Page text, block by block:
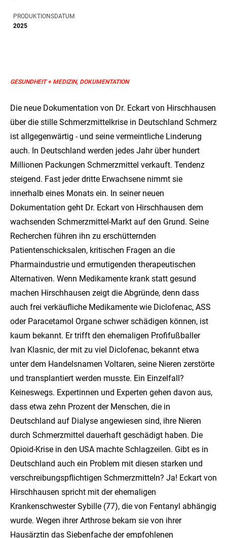
PRODUKTIONSDATUM
2025
GESUNDHEIT + MEDIZIN, DOKUMENTATION
Die neue Dokumentation von Dr. Eckart von Hirschhausen
über die stille Schmerzmittelkrise in Deutschland Schmerz
ist allgegenwärtig - und seine vermeintliche Linderung
auch. In Deutschland werden jedes Jahr über hundert
Millionen Packungen Schmerzmittel verkauft. Tendenz
steigend. Fast jeder dritte Erwachsene nimmt sie
innerhalb eines Monats ein. In seiner neuen
Dokumentation geht Dr. Eckart von Hirschhausen dem
wachsenden Schmerzmittel-Markt auf den Grund. Seine
Recherchen führen ihn zu erschütternden
Patientenschicksalen, kritischen Fragen an die
Pharmaindustrie und ermutigenden therapeutischen
Alternativen. Wenn Medikamente krank statt gesund
machen Hirschhausen zeigt die Abgründe, denn dass
auch frei verkäufliche Medikamente wie Diclofenac, ASS
oder Paracetamol Organe schwer schädigen können, ist
kaum bekannt. Er trifft den ehemaligen Profifußballer
Ivan Klasnic, der mit zu viel Diclofenac, bekannt etwa
unter dem Handelsnamen Voltaren, seine Nieren zerstörte
und transplantiert werden musste. Ein Einzelfall?
Keineswegs. Expertinnen und Experten gehen davon aus,
dass etwa zehn Prozent der Menschen, die in
Deutschland auf Dialyse angewiesen sind, ihre Nieren
durch Schmerzmittel dauerhaft geschädigt haben. Die
Opioid-Krise in den USA machte Schlagzeilen. Gibt es in
Deutschland auch ein Problem mit diesen starken und
verschreibungspflichtigen Schmerzmitteln? Ja! Eckart von
Hirschhausen spricht mit der ehemaligen
Krankenschwester Sybille (77), die von Fentanyl abhängig
wurde. Wegen ihrer Arthrose bekam sie von ihrer
Hausärztin das Siebenfache der empfohlenen